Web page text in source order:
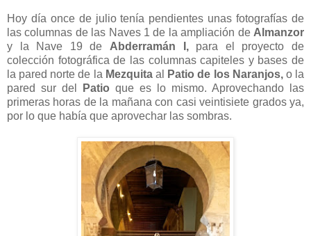
Hoy día once de julio tenía pendientes unas fotografías de
las columnas de las Naves 1 de la ampliación de Almanzor
y la Nave 19 de Abderramán I,para el proyecto de
colección fotográfica de las columnas capiteles y bases de
la pared norte de la Mezquitaal Patio de los Naranjos,o la
pared sur del
Patio que es lo mismo. Aprovechando las
primeras horas de la mañana con casi veintisiete grados ya,
por lo que había que aprovechar las sombras.